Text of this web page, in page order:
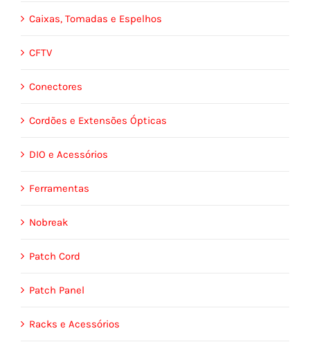
Caixas, Tomadas e Espelhos
CFTV
Conectores
Cordões e Extensões Ópticas
DIO e Acessórios
Ferramentas
Nobreak
Patch Cord
Patch Panel
Racks e Acessórios